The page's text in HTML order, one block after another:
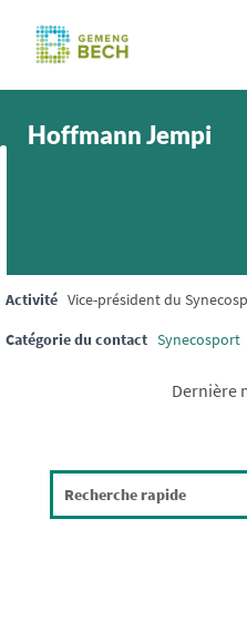
Hoffmann Jempi
Activité Vice-président du
Catégorie du contact Synecosport
Dernière
Search